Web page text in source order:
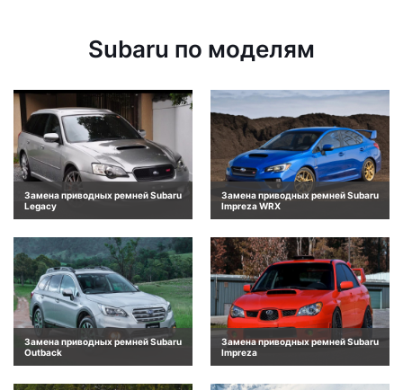
Subaru по моделям
Замена приводных ремней Subaru
Legacy
Замена приводных ремней Subaru
Impreza WRX
Замена приводных ремней Subaru
Outback
Замена приводных ремней Subaru
Impreza